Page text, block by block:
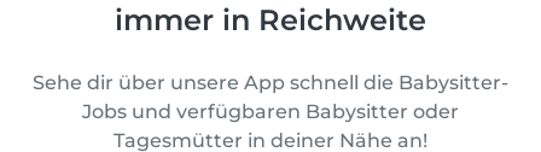
immer in Reichweite
Sehe dir über unsere App schnell die Babysitter-
Jobs und verfügbaren Babysitter oder
Tagesmütter in deiner Nähe an!